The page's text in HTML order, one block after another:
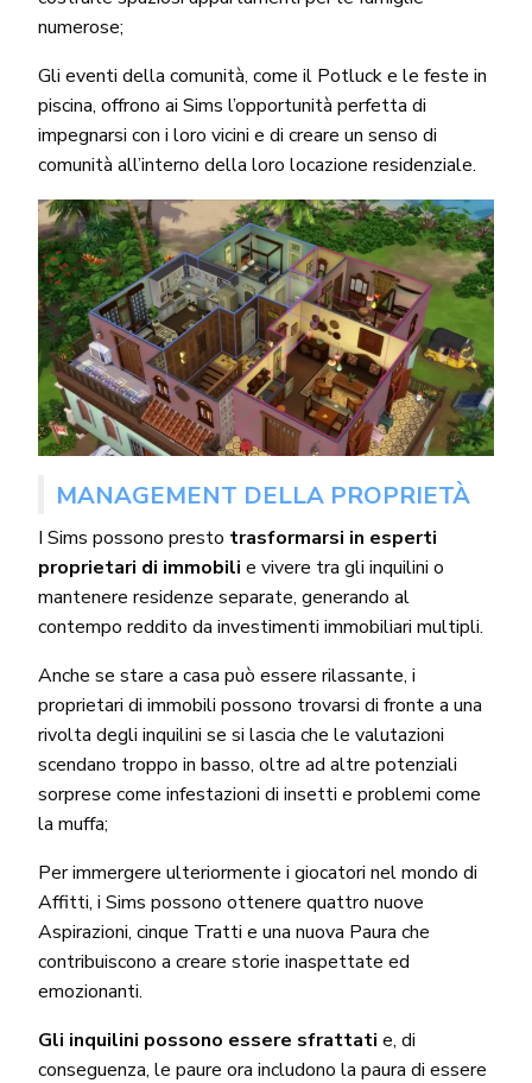
numerose;
Gli eventi della comunità, come il Potluck e le feste in
piscina, offrono ai Sims l’opportunità perfetta di
impegnarsi con i loro vicini e di creare un senso di
comunità all’interno della loro locazione residenziale.
MANAGEMENT DELLA PROPRIETÀ
I Sims possono presto trasformarsi in esperti
proprietari di immobili e vivere tra gli inquilini o
mantenere residenze separate, generando al
contempo reddito da investimenti immobiliari multipli.
Anche se stare a casa può essere rilassante, i
proprietari di immobili possono trovarsi di fronte a una
rivolta degli inquilini se si lascia che le valutazioni
scendano troppo in basso, oltre ad altre potenziali
sorprese come infestazioni di insetti e problemi come
la muffa;
Per immergere ulteriormente i giocatori nel mondo di
Affitti, i Sims possono ottenere quattro nuove
Aspirazioni, cinque Tratti e una nuova Paura che
contribuiscono a creare storie inaspettate ed
emozionanti.
Gli inquilini possono essere sfrattati e, di
conseguenza, le paure ora includono la paura di essere